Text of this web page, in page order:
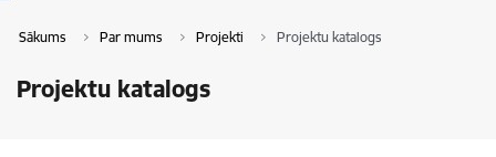
Sākums Par mums Projekti Projektu katalogs
Projektu katalogs